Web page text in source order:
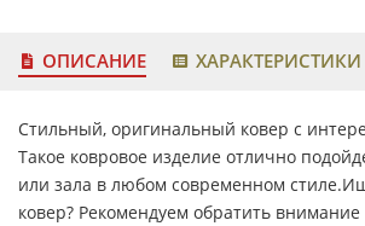
ОПИСАНИЕ ХАРАКТЕРИСТИКИ
Стильный, оригинальный ковер с
Такое ковровое изделие отлично
или зала в любом современном
ковер? Рекомендуем обратить внимание